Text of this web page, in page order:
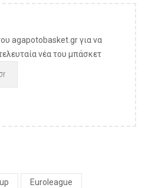
agapotobasket.gr για να
νέα του μπάσκετ
Euroleague